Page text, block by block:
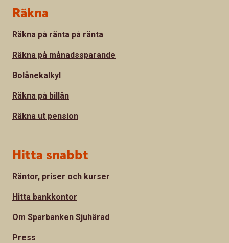
Sidfot
Räkna
Räkna på ränta på ränta
Räkna på månadssparande
Bolånekalkyl
Räkna på billån
Räkna ut pension
Hitta snabbt
Räntor, priser och kurser
Hitta bankkontor
Om Sparbanken Sjuhärad
Press